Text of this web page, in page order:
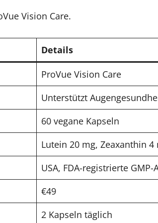
Vision Care.
Details
ProVue Vision Care
Unterstützt
60 vegane Kapseln
Lutein 20 mg, Zeaxanthin
USA, FDA-registrierte GMP-
€49
2 Kapseln täglich